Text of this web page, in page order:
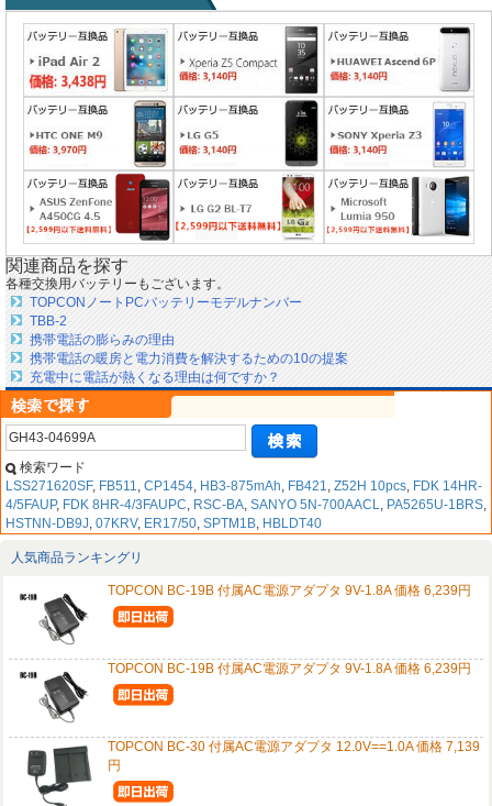
関連商品を探す
各種交換用バッテリーもございます。
TOPCONノートPCバッテリーモデルナンバー
TBB-2
携帯電話の膨らみの理由
携帯電話の暖房と電力消費を解決するための10の提案
充電中に電話が熱くなる理由は何ですか？
検索ワード
LSS271620SF, FB511, CP1454, HB3-875mAh, FB421, Z52H 10pcs, FDK 14HR-
4/5FAUP, FDK 8HR-4/3FAUPC, RSC-BA, SANYO 5N-700AACL, PA5265U-1BRS,
HSTNN-DB9J, 07KRV, ER17/50, SPTM1B, HBLDT40
人気商品ランキングリ
TOPCON BC-19B 付属AC電源アダプタ 9V-1.8A 価格 6,239円
TOPCON BC-19B 付属AC電源アダプタ 9V-1.8A 価格 6,239円
TOPCON BC-30 付属AC電源アダプタ 12.0V==1.0A 価格 7,139
円